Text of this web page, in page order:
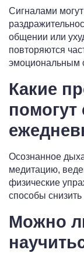
Сигналами
общении или
повторяются
эмоциональным
Какие
помогут
Осознанное
медитацию,
физические
способы
Можно